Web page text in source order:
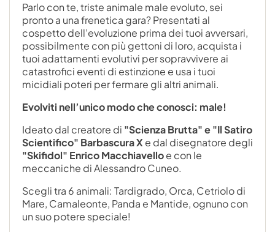
Parlo con te, triste animale male evoluto, sei
pronto a una frenetica gara? Presentati al
cospetto dell’evoluzione prima dei tuoi avversari,
possibilmente con più gettoni di loro, acquista i
tuoi adattamenti evolutivi per sopravvivere ai
catastrofici eventi di estinzione e usa i tuoi
micidiali poteri per fermare gli altri animali.
Evolviti nell’unico modo che conosci: male!
Ideato dal creatore di "Scienza Brutta" e "Il Satiro
Scientifico" Barbascura X e dal disegnatore degli
"Skifidol" Enrico Macchiavelloe con le
meccaniche di Alessandro Cuneo.
Scegli tra 6 animali: Tardigrado, Orca, Cetriolo di
Mare, Camaleonte, Panda e Mantide, ognuno con
un suo potere speciale!